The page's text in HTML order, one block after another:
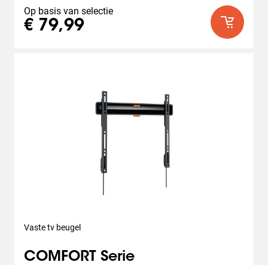
Op basis van selectie
€ 79,99
Vaste tv beugel
COMFORT Serie